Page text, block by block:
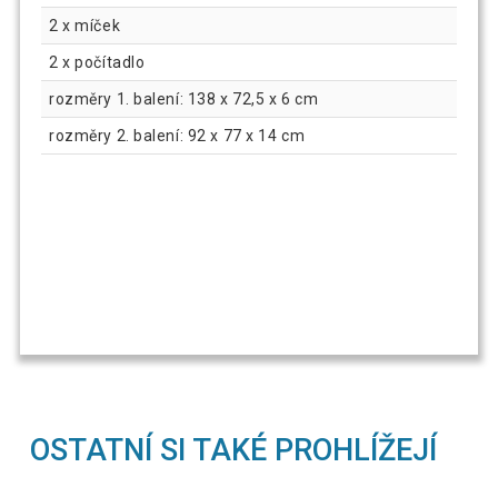
2 x míček
2 x počítadlo
rozměry 1. balení: 138 x 72,5 x 6 cm
rozměry 2. balení: 92 x 77 x 14 cm
OSTATNÍ SI TAKÉ PROHLÍŽEJÍ